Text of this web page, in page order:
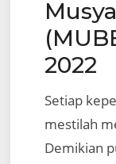
2022
Setiap
mestilah
Demikian